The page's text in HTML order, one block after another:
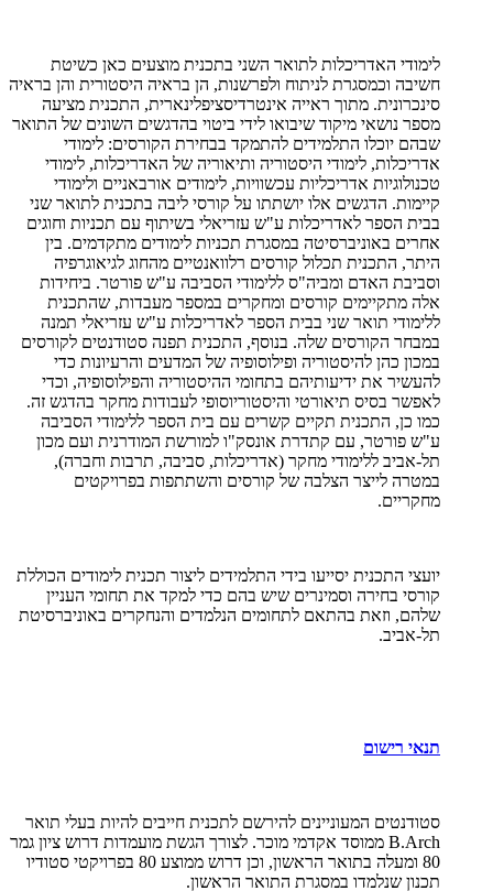
לימודי האדריכלות לתואר השני בתכנית מוצעים כאן כשיטת
חשיבה וכמסגרת לניתוח ולפרשנות, הן בראיה היסטורית והן בראיה
סינכרונית. מתוך ראייה אינטרדיסציפלינארית, התכנית מציעה
מספר נושאי מיקוד שיבואו לידי ביטוי בהדגשים השונים של התואר
שבהם יוכלו התלמידים להתמקד בבחירת הקורסים: לימודי
אדריכלות, לימודי היסטוריה ותיאוריה של האדריכלות, לימודי
טכנולוגיות אדריכליות עכשוויות, לימודים אורבאניים ולימודי
קיימות. הדגשים אלו יושתתו על קורסי ליבה בתכנית לתואר שני
בבית הספר לאדריכלות ע"ש עזריאלי בשיתוף עם תכניות וחוגים
אחרים באוניברסיטה במסגרת תכניות לימודים מתקדמים. בין
היתר, התכנית תכלול קורסים רלוואנטיים מהחוג לגיאוגרפיה
וסביבת האדם ומביה"ס ללימודי הסביבה ע"ש פורטר. ביחידות
אלה מתקיימים קורסים ומחקרים במספר מעבדות, שהתכנית
ללימודי תואר שני בבית הספר לאדריכלות ע"ש עזריאלי תמנה
במבחר הקורסים שלה. בנוסף, התכנית תפנה סטודנטים לקורסים
במכון כהן להיסטוריה ופילוסופיה של המדעים והרעיונות כדי
להעשיר את ידיעותיהם בתחומי ההיסטוריה והפילוסופיה, וכדי
לאפשר בסיס תיאורטי והיסטוריוסופי לעבודות מחקר בהדגש זה.
כמו כן, התכנית תקיים קשרים עם בית הספר ללימודי הסביבה
ע"ש פורטר, עם קתדרת אונסק"ו למורשת המודרנית ועם מכון
תל-אביב ללימודי מחקר (אדריכלות, סביבה, תרבות וחברה),
במטרה לייצר הצלבה של קורסים והשתתפות בפרויקטים
מחקריים.
יועצי התכנית יסייעו בידי התלמידים ליצור תכנית לימודים הכוללת
קורסי בחירה וסמינרים שיש בהם כדי למקד את תחומי העניין
שלהם, וזאת בהתאם לתחומים הנלמדים והנחקרים באוניברסיטת
תל-אביב.
תנאי רישום
סטודנטים המעוניינים להירשם לתכנית חייבים להיות בעלי תואר
B.Arch ממוסד אקדמי מוכר. לצורך הגשת מועמדות דרוש ציון גמר
80 ומעלה בתואר הראשון, וכן דרוש ממוצע 80 בפרויקטי סטודיו
תכנון שנלמדו במסגרת התואר הראשון.